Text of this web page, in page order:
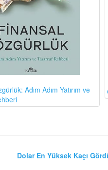
Adım Adım Yatırım ve
Dolar En Yüksek Kaçı